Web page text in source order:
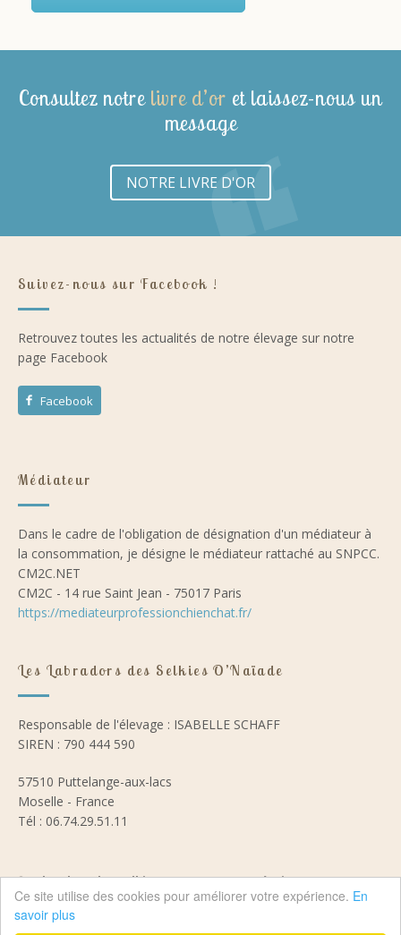
Ce site utilise des cookies pour améliorer votre expérience. En
savoir plus
Consultez notre livre d’or et laissez-nous un
message
NOTRE LIVRE D'OR
Suivez-nous sur Facebook !
Retrouvez toutes les actualités de notre élevage sur notre
page Facebook
Facebook
Médiateur
Dans le cadre de l'obligation de désignation d'un médiateur à
la consommation, je désigne le médiateur rattaché au SNPCC.
CM2C.NET
CM2C - 14 rue Saint Jean - 75017 Paris
https://mediateurprofessionchienchat.fr/
Les Labradors des Selkies O’Naïade
Responsable de l'élevage : ISABELLE SCHAFF
SIREN : 790 444 590
57510 Puttelange-aux-lacs
Moselle - France
Tél : 06.74.29.51.11
© Labradors des Selkies
O'Naïade - Tous droits
réservés
CréationWEBO ZENITH